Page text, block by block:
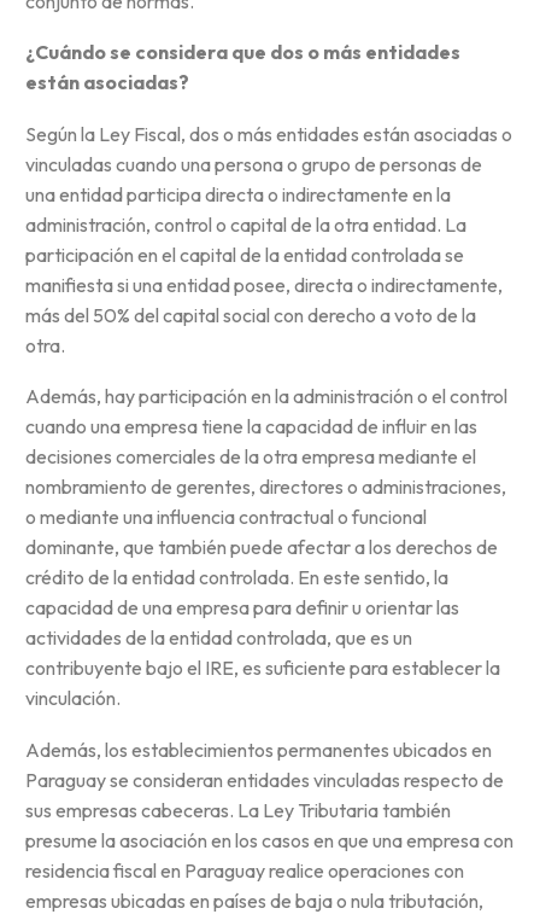
¿Cuándo se considera que dos o más entidades
están asociadas?
Según la Ley Fiscal, dos o más entidades están asociadas o
vinculadas cuando una persona o grupo de personas de
una entidad participa directa o indirectamente en la
administración, control o capital de la otra entidad. La
participación en el capital de la entidad controlada se
manifiesta si una entidad posee, directa o indirectamente,
más del 50% del capital social con derecho a voto de la
otra.
Además, hay participación en la administración o el control
cuando una empresa tiene la capacidad de influir en las
decisiones comerciales de la otra empresa mediante el
nombramiento de gerentes, directores o administraciones,
o mediante una influencia contractual o funcional
dominante, que también puede afectar a los derechos de
crédito de la entidad controlada. En este sentido, la
capacidad de una empresa para definir u orientar las
actividades de la entidad controlada, que es un
contribuyente bajo el IRE, es suficiente para establecer la
vinculación.
Además, los establecimientos permanentes ubicados en
Paraguay se consideran entidades vinculadas respecto de
sus empresas cabeceras. La Ley Tributaria también
presume la asociación en los casos en que una empresa con
residencia fiscal en Paraguay realice operaciones con
empresas ubicadas en países de baja o nula tributación,